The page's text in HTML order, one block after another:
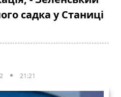
садка у Станиці
21:21